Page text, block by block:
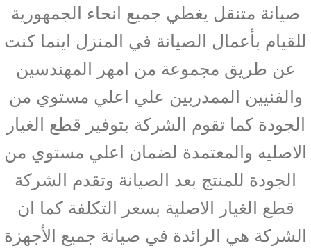
صيانة متنقل يغطي جميع انحاء الجمهورية
للقيام بأعمال الصيانة في المنزل اينما كنت
عن طريق مجموعة من امهر المهندسين
والفنيين الممدربين علي اعلي مستوي من
الجودة كما تقوم الشركة بتوفير قطع الغيار
الاصليه والمعتمدة لضمان اعلي مستوي من
الجودة للمنتج بعد الصيانة وتقدم الشركة
قطع الغيار الاصلية بسعر التكلفة كما ان
الشركة هي الرائدة في صيانة جميع الأجهزة